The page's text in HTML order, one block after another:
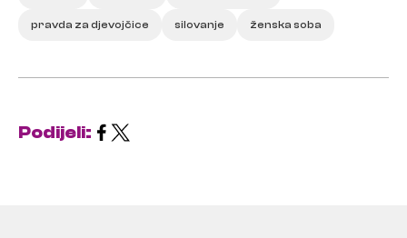
pravda za djevojčice silovanje ženska soba
Podijeli: